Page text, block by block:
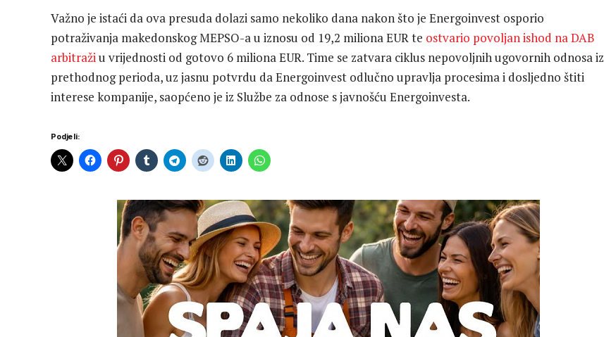
Važno je istaći da ova presuda dolazi samo nekoliko dana nakon što je Energoinvest osporio
potraživanja makedonskog MEPSO-a u iznosu od 19,2 miliona EUR te ostvario povoljan ishod na DAB
arbitražiu vrijednosti od gotovo 6 miliona EUR. Time se zatvara ciklus nepovoljnih ugovornih odnosa iz
prethodnog perioda, uz jasnu potvrdu da Energoinvest odlučno upravlja procesima i dosljedno štiti
interese kompanije, saopćeno je iz Službe za odnose s javnošću Energoinvesta.
Podjeli: